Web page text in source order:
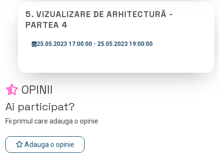
5. VIZUALIZARE DE ARHITECTURĂ -
PARTEA 4
25.05.2023 17:00:00 - 25.05.2023 19:00:00
OPINII
Ai participat?
Fii primul care adauga o opinie
Adauga o opinie